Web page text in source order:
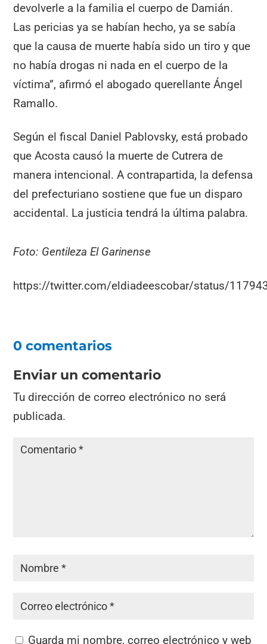
devolverle a la familia el cuerpo de Damián.
Las pericias ya se habían hecho, ya se sabía
que la causa de muerte había sido un tiro y que
no había drogas ni nada en el cuerpo de la
víctima”, afirmó el abogado querellante Ángel
Ramallo.
Según el fiscal Daniel Pablovsky, está probado
que Acosta causó la muerte de Cutrera de
manera intencional. A contrapartida, la defensa
del prefecturiano sostiene que fue un disparo
accidental. La justicia tendrá la última palabra.
Foto: Gentileza El Garinense
https://twitter.com/eldiadeescobar/status/
0 comentarios
Enviar un comentario
Tu dirección de correo electrónico no será
publicada.
Guarda mi nombre, correo electrónico y web